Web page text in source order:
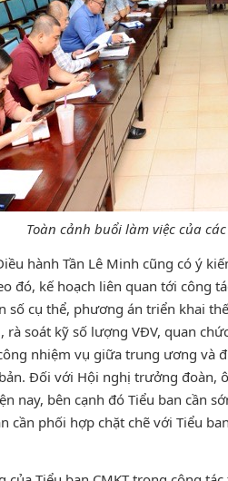
Toàn cảnh buổi làm việc của
hành Tần Lê Minh cũng có ý
đó, kế hoạch liên quan tới công
số cụ thể, phương án triển khai
rà soát kỹ số lượng VĐV, quan
nhiệm vụ giữa trung ương và
Đối với Hội nghị trưởng đoàn,
nay, bên cạnh đó Tiểu ban cần
cần phối hợp chặt chẽ với Tiểu